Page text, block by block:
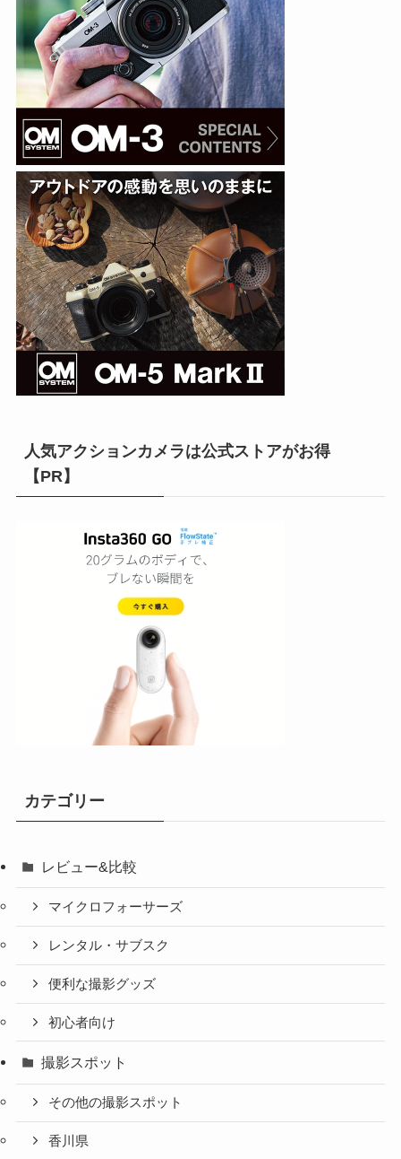
人気アクションカメラは公式ストアがお得
【PR】
カテゴリー
レビュー&比較
マイクロフォーサーズ
レンタル・サブスク
便利な撮影グッズ
初心者向け
撮影スポット
その他の撮影スポット
香川県